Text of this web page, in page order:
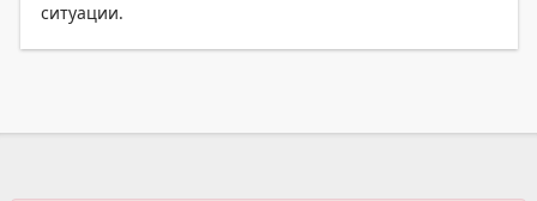
ситуации.